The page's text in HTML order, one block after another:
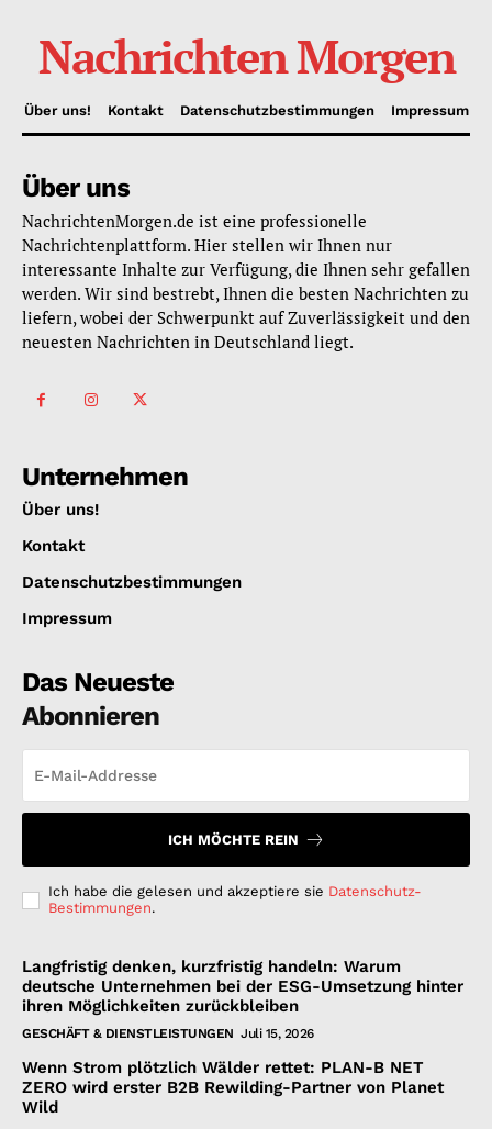
Nachrichten Morgen
Über uns! Kontakt Datenschutzbestimmungen Impressum
Über uns
NachrichtenMorgen.de ist eine professionelle
Nachrichtenplattform. Hier stellen wir Ihnen nur
interessante Inhalte zur Verfügung, die Ihnen sehr gefallen
werden. Wir sind bestrebt, Ihnen die besten Nachrichten zu
liefern, wobei der Schwerpunkt auf Zuverlässigkeit und den
neuesten Nachrichten in Deutschland liegt.
Unternehmen
Über uns!
Kontakt
Datenschutzbestimmungen
Impressum
Das Neueste
Abonnieren
ICH MÖCHTE REIN
Ich habe die gelesen und akzeptiere sie Datenschutz-
Bestimmungen.
Langfristig denken, kurzfristig handeln: Warum
deutsche Unternehmen bei der ESG-Umsetzung hinter
ihren Möglichkeiten zurückbleiben
GESCHÄFT & DIENSTLEISTUNGEN Juli 15, 2026
Wenn Strom plötzlich Wälder rettet: PLAN-B NET
ZERO wird erster B2B Rewilding-Partner von Planet
Wild